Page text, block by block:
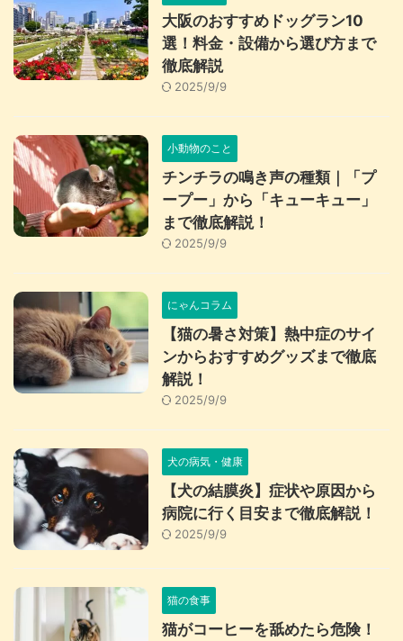
大阪のおすすめドッグラン10
選！料金・設備から選び方まで
徹底解説
2025/9/9
小動物のこと
チンチラの鳴き声の種類｜「プ
ープー」から「キューキュー」
まで徹底解説！
2025/9/9
にゃんコラム
【猫の暑さ対策】熱中症のサイ
ンからおすすめグッズまで徹底
解説！
2025/9/9
犬の病気・健康
【犬の結膜炎】症状や原因から
病院に行く目安まで徹底解説！
2025/9/9
猫の食事
猫がコーヒーを舐めたら危険！